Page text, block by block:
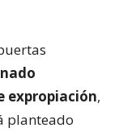
expropiación,
planteado